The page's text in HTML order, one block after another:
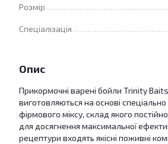
Розмір
Спеціалізація
Опис
Прикормочні варені бойли Trinity
виготовляються на основі
фірмового міксу, склад якого
для досягнення максимальної
рецептури входять якісні поживні